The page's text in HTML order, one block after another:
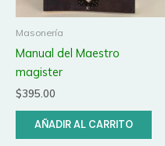
Masonería
Manual del Maestro
magister
$395.00
AÑADIR AL CARRITO